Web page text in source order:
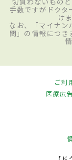
手数ですがドクタ
け
なお、「マイナン
関」の情報につき
ご利
医療広